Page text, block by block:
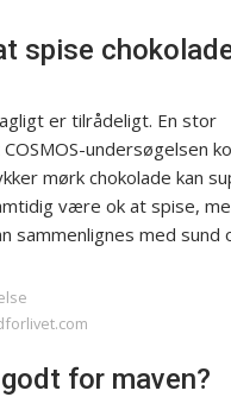
spise
er tilrådeligt. En stor
undersøgelsen
mørk chokolade kan
være ok at spise,
sammenlignes med
for maven?